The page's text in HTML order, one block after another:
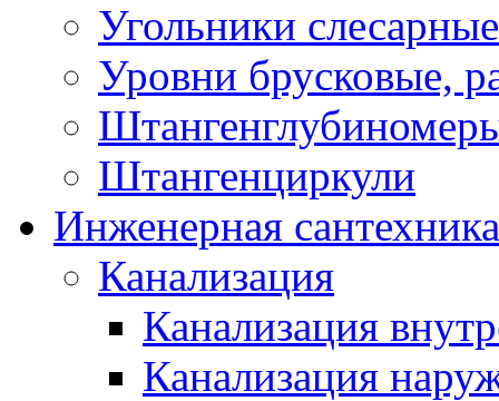
Угольники слесарные
Уровни брусковые,
Штангенциркули
Инженерная сантехника
Канализация
Канализация
Канализация